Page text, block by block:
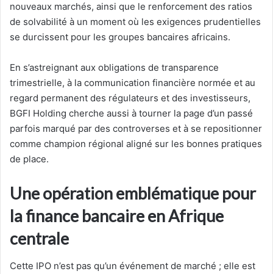
nouveaux marchés, ainsi que le renforcement des ratios
de solvabilité à un moment où les exigences prudentielles
se durcissent pour les groupes bancaires africains.
En s’astreignant aux obligations de transparence
trimestrielle, à la communication financière normée et au
regard permanent des régulateurs et des investisseurs,
BGFI Holding cherche aussi à tourner la page d’un passé
parfois marqué par des controverses et à se repositionner
comme champion régional aligné sur les bonnes pratiques
de place.
Une opération emblématique pour
la finance bancaire en Afrique
centrale
Cette IPO n’est pas qu’un événement de marché ; elle est